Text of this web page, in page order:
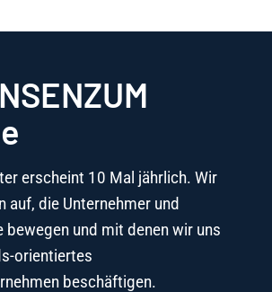
erscheint 10 Mal jährlich. Wir
auf, die Unternehmer und
bewegen und mit denen wir uns
orientiertes
beschäftigen.